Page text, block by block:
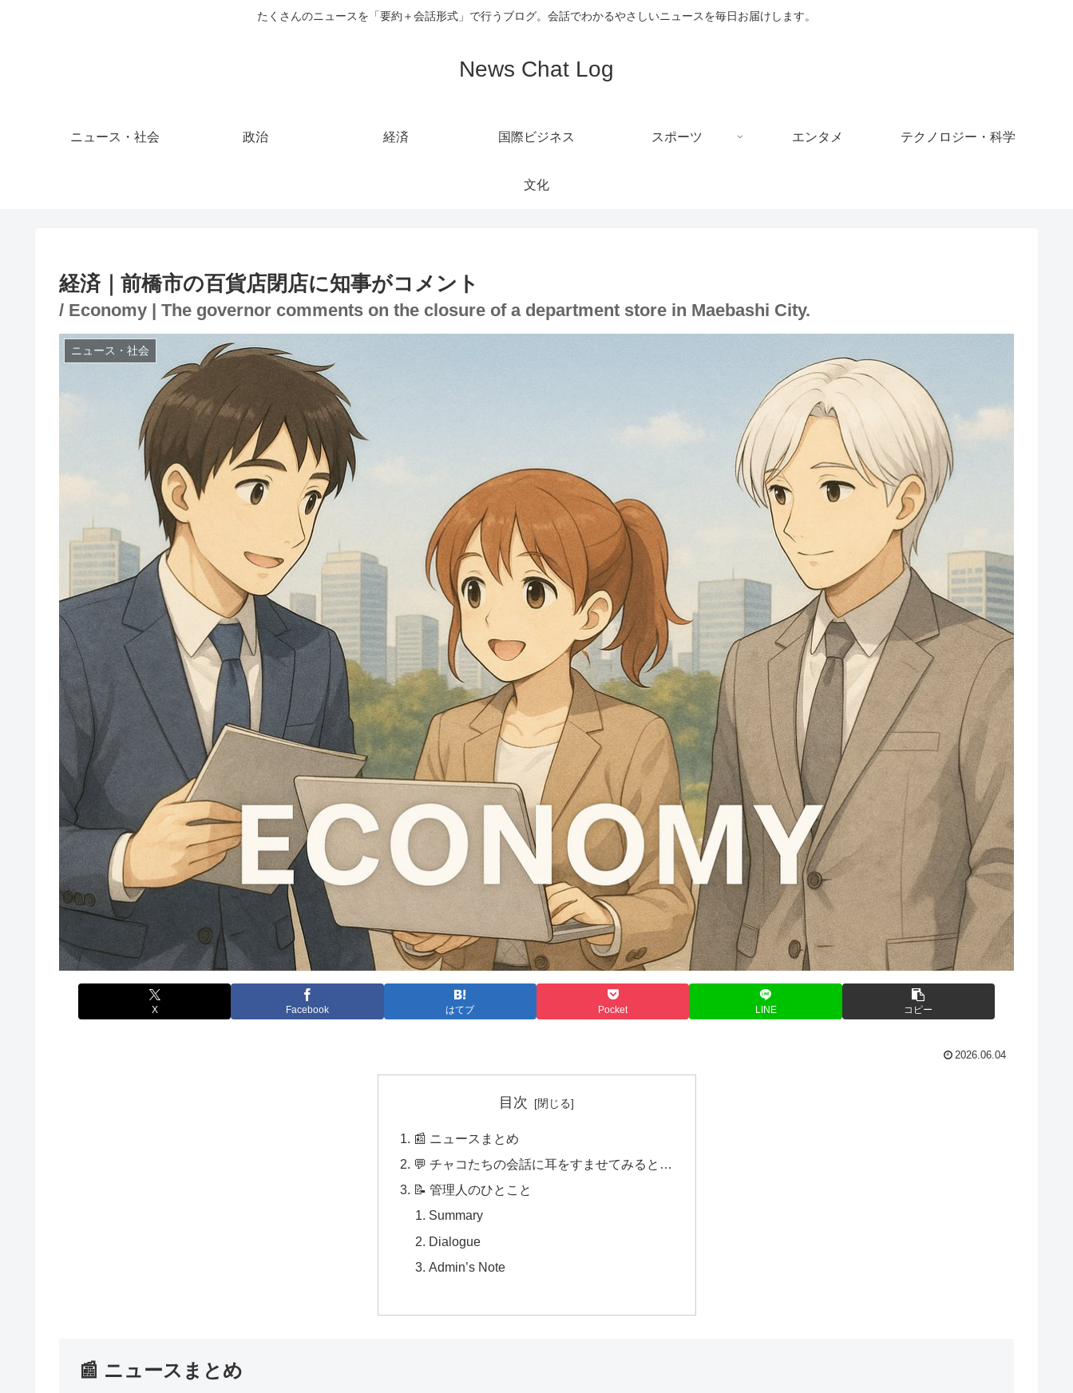
たくさんのニュースを「要約＋会話形式」で行うブログ。会話でわかるやさしいニュースを毎日お届けします。
News Chat Log
ニュース・社会 政治 経済 国際ビジネス スポーツ エンタメ テクノロジー・科学
文化
経済｜前橋市の百貨店閉店に知事がコメント
/ Economy | The governor comments on the closure of a department store in Maebashi City.
ニュース・社会
X Facebook はてブ Pocket LINE コピー
2026.06.04
目次
📰 ニュースまとめ
💬 チャコたちの会話に耳をすませてみると…
📝 管理人のひとこと
Summary
Dialogue
Admin’s Note
📰 ニュースまとめ